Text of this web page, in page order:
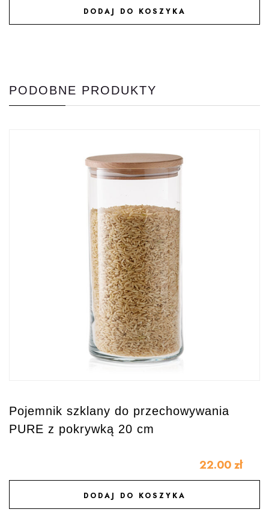
DODAJ DO KOSZYKA
DODAJ DO ULUBIONYCH
PODOBNE PRODUKTY
Pojemnik szklany do przechowywania
PURE z pokrywką 20 cm
22.00 zł
DODAJ DO KOSZYKA
DODAJ DO ULUBIONYCH